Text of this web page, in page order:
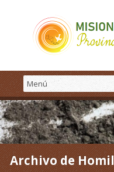
Archivo de